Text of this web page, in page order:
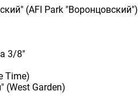
(AFI Park "Воронцовский")
3/8"
Time)
(West Garden)